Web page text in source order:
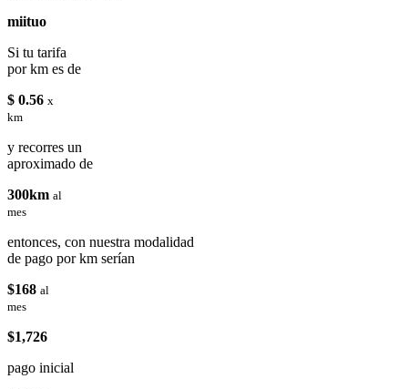
miituo
Si tu tarifa
por km es de
$ 0.56 x
km
y recorres un
aproximado de
300km al
mes
entonces, con nuestra modalidad
de pago por km serían
$168 al
mes
$1,726
pago inicial